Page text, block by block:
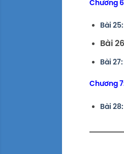
Chương
Bài
Bài
Bài
Chương
Bài